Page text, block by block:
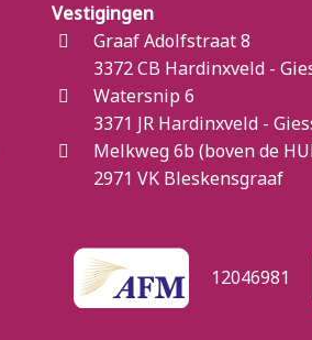
Vestigingen
Graaf Adolfstraat 8
3372 CB Hardinxveld -
Watersnip 6
3371 JR Hardinxveld -
Melkweg 6b (boven de
2971 VK Bleskensgraaf
12046981